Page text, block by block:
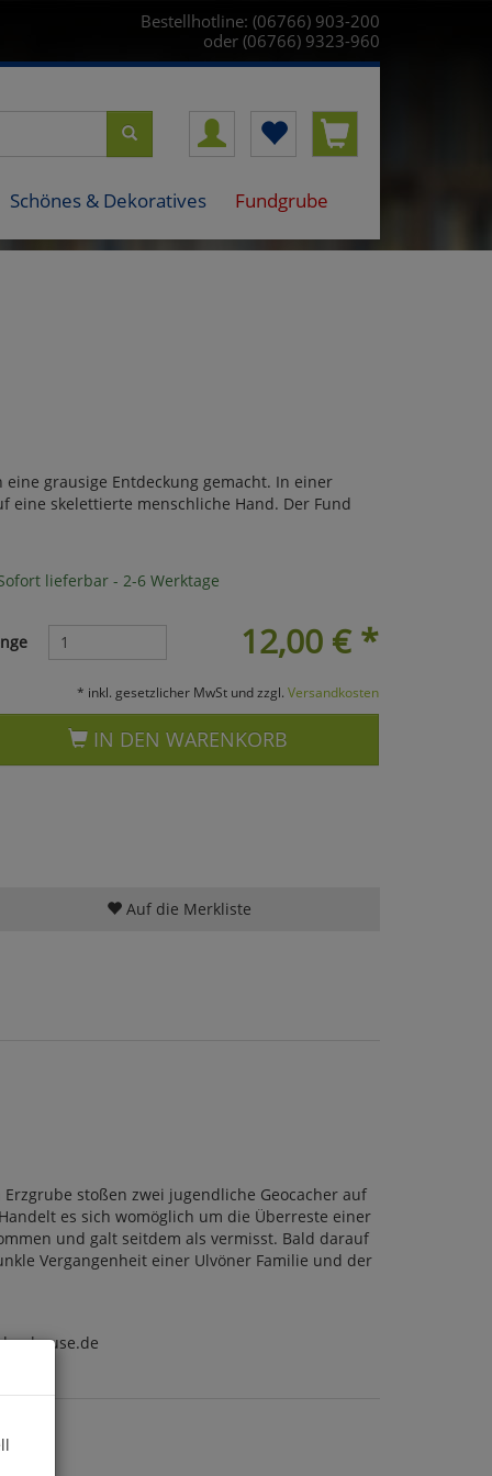
Bestellhotline: (06766) 903-200
oder (06766) 9323-960
Schönes & Dekoratives Fundgrube
grausige Entdeckung gemacht. In einer
eine skelettierte menschliche Hand. Der Fund
lieferbar - 2-6 Werktage
12,00 €*
* inkl. gesetzlicher MwSt und zzgl. Versandkosten
IN DEN WARENKORB
Auf die Merkliste
stoßen zwei jugendliche Geocacher auf
es sich womöglich um die Überreste einer
und galt seitdem als vermisst. Bald darauf
Vergangenheit einer Ulvöner Familie und der